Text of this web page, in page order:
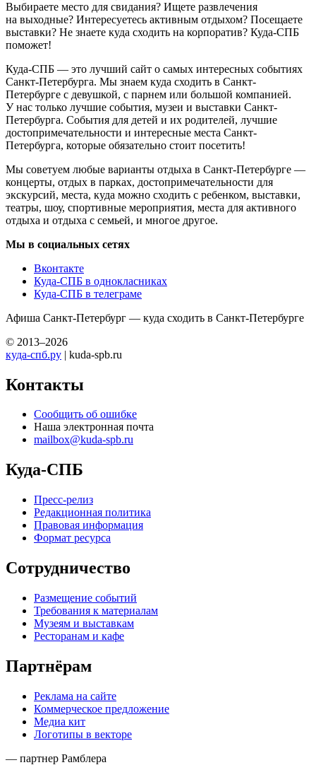
Выбираете место для свидания? Ищете развлечения
на выходные? Интересуетесь активным отдыхом? Посещаете
выставки? Не знаете куда сходить на корпоратив? Куда-СПБ
поможет!
Куда-СПБ — это лучший сайт о самых интересных событиях
Санкт-Петербурга. Мы знаем куда сходить в Санкт-
Петербурге с девушкой, с парнем или большой компанией.
У нас только лучшие события, музеи и выставки Санкт-
Петербурга. События для детей и их родителей, лучшие
достопримечательности и интересные места Санкт-
Петербурга, которые обязательно стоит посетить!
Мы советуем любые варианты отдыха в Санкт-Петербурге —
концерты, отдых в парках, достопримечательности для
экскурсий, места, куда можно сходить с ребенком, выставки,
театры, шоу, спортивные мероприятия, места для активного
отдыха и отдыха с семьей, и многое другое.
Мы в социальных сетях
Вконтакте
Куда-СПБ в однокласниках
Куда-СПБ в телеграме
Афиша Санкт-Петербург — куда сходить в Санкт-Петербурге
© 2013–2026
куда-спб.ру | kuda-spb.ru
Контакты
Сообщить об ошибке
Наша электронная почта
mailbox@kuda-spb.ru
Куда-СПБ
Пресс-релиз
Редакционная политика
Правовая информация
Формат ресурса
Сотрудничество
Размещение событий
Требования к материалам
Музеям и выставкам
Ресторанам и кафе
Партнёрам
Реклама на сайте
Коммерческое предложение
Медиа кит
Логотипы в векторе
— партнер Рамблера